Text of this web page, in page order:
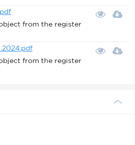
from the register
from the register